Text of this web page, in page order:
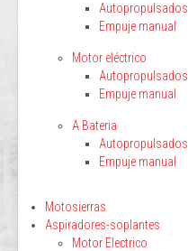
Autopropulsados
Empuje manual
Motor eléctrico
Autopropulsados
Empuje manual
A Bateria
Autopropulsados
Empuje manual
Motosierras
Aspiradores-soplantes
Motor Electrico